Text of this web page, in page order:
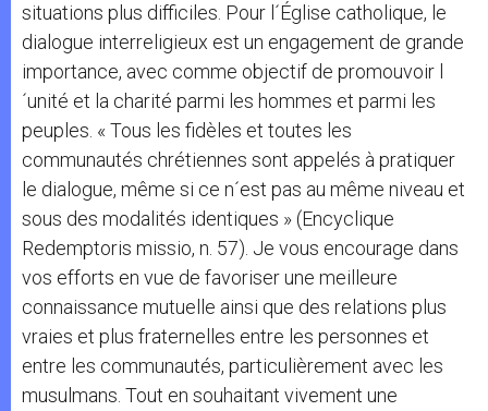
situations plus difficiles. Pour l´Église catholique, le
dialogue interreligieux est un engagement de grande
importance, avec comme objectif de promouvoir l
´unité et la charité parmi les hommes et parmi les
peuples. « Tous les fidèles et toutes les
communautés chrétiennes sont appelés à pratiquer
le dialogue, même si ce n´est pas au même niveau et
sous des modalités identiques » (Encyclique
Redemptoris missio, n. 57). Je vous encourage dans
vos efforts en vue de favoriser une meilleure
connaissance mutuelle ainsi que des relations plus
vraies et plus fraternelles entre les personnes et
entre les communautés, particulièrement avec les
musulmans. Tout en souhaitant vivement une